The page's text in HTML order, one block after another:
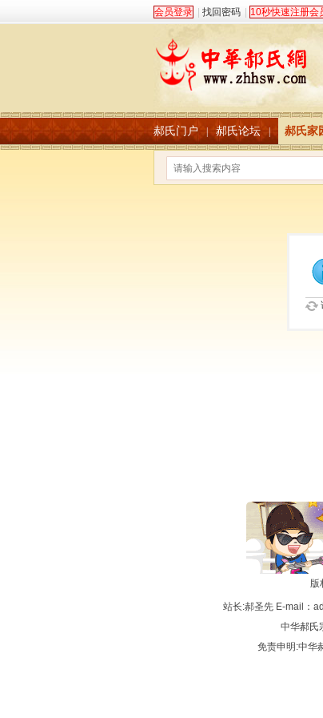
会员登录 找回密码 10秒快速注册会
郝氏门户 | 郝氏论坛 | 郝氏家
版
站长:郝圣先 E-mail：
中华郝氏
免责申明:中华